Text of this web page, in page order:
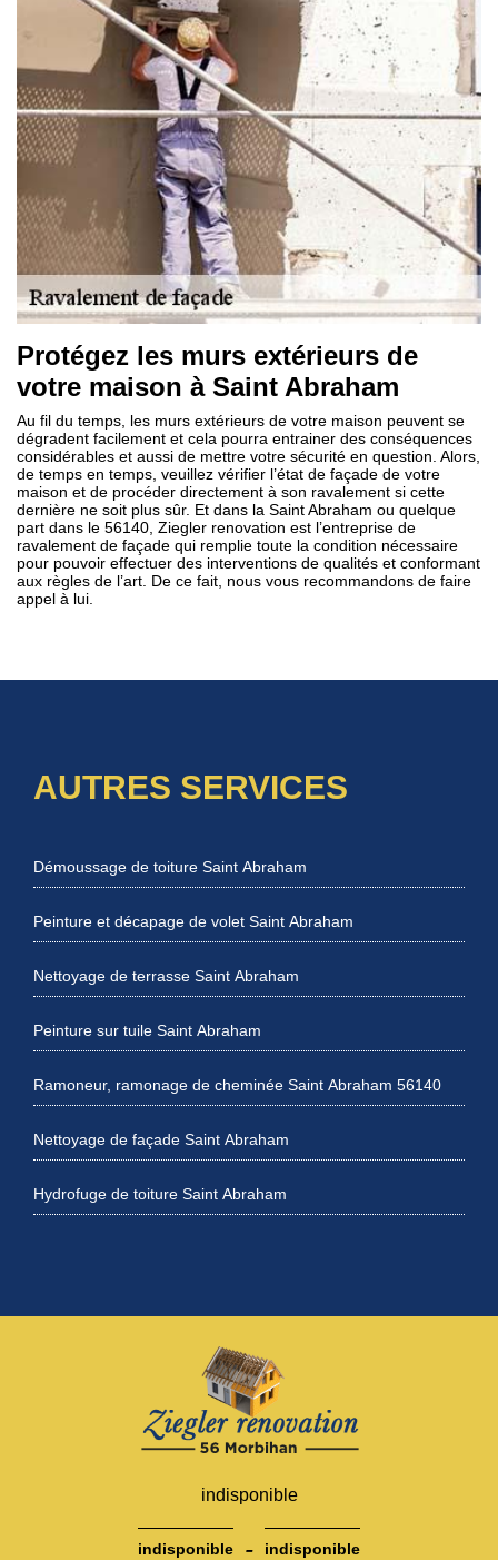
Protégez les murs extérieurs de
votre maison à Saint Abraham
Au fil du temps, les murs extérieurs de votre maison peuvent se
dégradent facilement et cela pourra entrainer des conséquences
considérables et aussi de mettre votre sécurité en question. Alors,
de temps en temps, veuillez vérifier l’état de façade de votre
maison et de procéder directement à son ravalement si cette
dernière ne soit plus sûr. Et dans la Saint Abraham ou quelque
part dans le 56140, Ziegler renovation est l’entreprise de
ravalement de façade qui remplie toute la condition nécessaire
pour pouvoir effectuer des interventions de qualités et conformant
aux règles de l’art. De ce fait, nous vous recommandons de faire
appel à lui.
AUTRES SERVICES
Démoussage de toiture Saint Abraham
Peinture et décapage de volet Saint Abraham
Nettoyage de terrasse Saint Abraham
Peinture sur tuile Saint Abraham
Ramoneur, ramonage de cheminée Saint Abraham 56140
Nettoyage de façade Saint Abraham
Hydrofuge de toiture Saint Abraham
indisponible
indisponible - indisponible